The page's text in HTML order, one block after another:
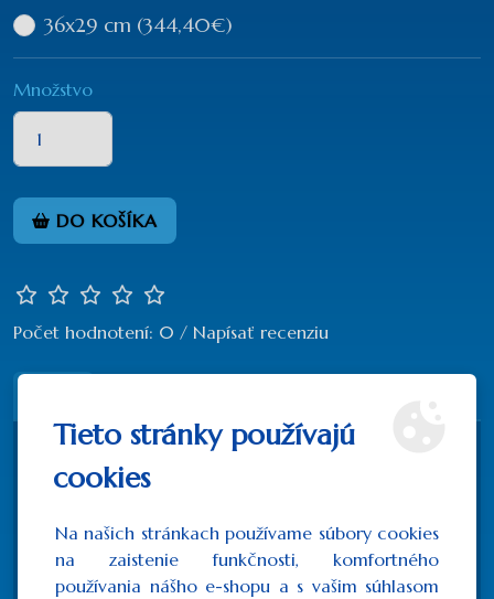
36x29 cm (344,40€)
Množstvo
DO KOŠÍKA
Počet hodnotení: 0 / Napísať recenziu
Striebro 925
Polodrahokamy
Drevo
Tieto stránky používajú
cookies
Na našich stránkach používame súbory cookies
na zaistenie funkčnosti, komfortného
používania nášho e-shopu a s vašim súhlasom